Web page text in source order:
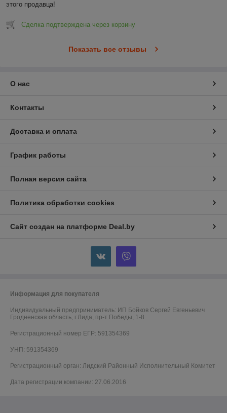
этого продавца!
Сделка подтверждена через корзину
Показать все отзывы
О нас
Контакты
Доставка и оплата
График работы
Полная версия сайта
Политика обработки cookies
Сайт создан на платформе Deal.by
Информация для покупателя
Индивидуальный предприниматель: ИП Бойков Сергей Евгеньевич
Гродненская область, г.Лида, пр-т Победы, 1-8
Регистрационный номер ЕГР: 591354369
УНП: 591354369
Регистрационный орган: Лидский Районный Исполнительный Комитет
Дата регистрации компании: 27.06.2016